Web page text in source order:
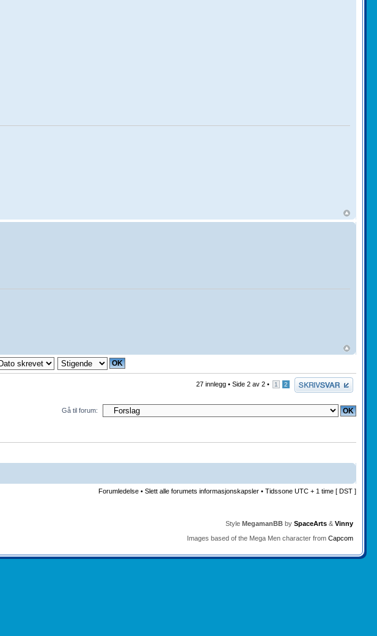
Skriv et svar
27 innlegg •Side2 av2 • 1 2
Gå til forum:
Forumledelse •Slett alle forumets informasjonskapsler • Tidssone UTC + 1 time [ DST ]
Style MegamanBB bySpaceArts &Vinny
Images based of the Mega Men character fromCapcom